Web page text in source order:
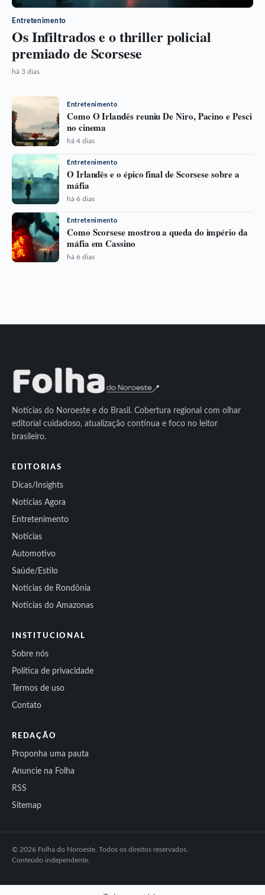
Entretenimento
Os Infiltrados e o thriller policial
premiado de Scorsese
há 3 dias
Entretenimento
Como O Irlandês reuniu De Niro, Pacino e Pesci
no cinema
há 4 dias
Entretenimento
O Irlandês e o épico final de Scorsese sobre a
máfia
há 6 dias
Entretenimento
Como Scorsese mostrou a queda do império da
máfia em Cassino
há 6 dias
Notícias do Noroeste e do Brasil. Cobertura regional com olhar
editorial cuidadoso, atualização contínua e foco no leitor
brasileiro.
EDITORIAS
Dicas/Insights
Notícias Agora
Entretenimento
Notícias
Automotivo
Saúde/Estilo
Notícias de Rondônia
Notícias do Amazonas
INSTITUCIONAL
Sobre nós
Política de privacidade
Termos de uso
Contato
REDAÇÃO
Proponha uma pauta
Anuncie na Folha
RSS
Sitemap
© 2026 Folha do Noroeste. Todos os direitos reservados.
Conteúdo independente.